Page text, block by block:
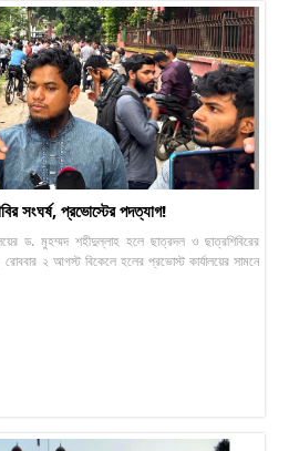
সংঘর্ষ, প্রভোস্টের পদত্যাগ!
ড. মুহম্মদ শহীদুল্লাহ হলে ছাত্রদল ও ছাত্রশিবিরের
রোববার ২ আগস্ট বিকেলে হলের প্রভোস্ট কার্যালয়ের সামনে